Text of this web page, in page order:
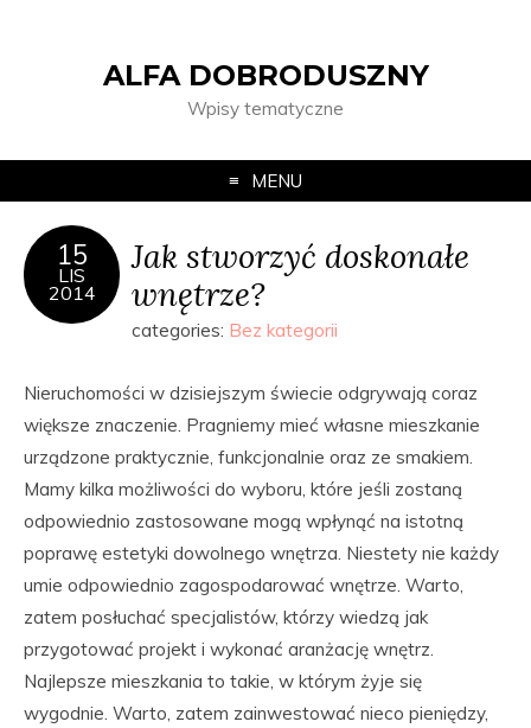
ALFA DOBRODUSZNY
Wpisy tematyczne
MENU
15
LIS
2014
Jak stworzyć doskonałe
wnętrze?
categories: Bez kategorii
Nieruchomości w dzisiejszym świecie odgrywają coraz
większe znaczenie. Pragniemy mieć własne mieszkanie
urządzone praktycznie, funkcjonalnie oraz ze smakiem.
Mamy kilka możliwości do wyboru, które jeśli zostaną
odpowiednio zastosowane mogą wpłynąć na istotną
poprawę estetyki dowolnego wnętrza. Niestety nie każdy
umie odpowiednio zagospodarować wnętrze. Warto,
zatem posłuchać specjalistów, którzy wiedzą jak
przygotować projekt i wykonać aranżację wnętrz.
Najlepsze mieszkania to takie, w którym żyje się
wygodnie. Warto, zatem zainwestować nieco pieniędzy,